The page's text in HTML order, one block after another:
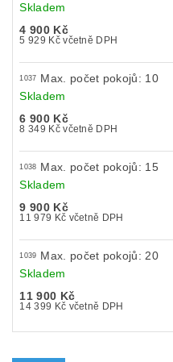
Skladem
4 900 Kč
5 929 Kč včetně DPH
1037 Max. počet pokojů: 10
Skladem
6 900 Kč
8 349 Kč včetně DPH
1038 Max. počet pokojů: 15
Skladem
9 900 Kč
11 979 Kč včetně DPH
1039 Max. počet pokojů: 20
Skladem
11 900 Kč
14 399 Kč včetně DPH